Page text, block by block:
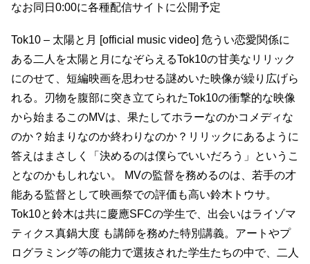
なお同日0:00に各種配信サイトに公開予定
Tok10 – 太陽と月 [official music video] 危うい恋愛関係に
ある二人を太陽と月になぞらえるTok10の甘美なリリック
にのせて、短編映画を思わせる謎めいた映像が繰り広げら
れる。刃物を腹部に突き立てられたTok10の衝撃的な映像
から始まるこのMVは、果たしてホラーなのかコメディな
のか？始まりなのか終わりなのか？リリックにあるように
答えはまさしく「決めるのは僕らでいいだろう」というこ
となのかもしれない。 MVの監督を務めるのは、若手の才
能ある監督として映画祭での評価も高い鈴木トウサ。
Tok10と鈴木は共に慶應SFCの学生で、出会いはライゾマ
ティクス真鍋大度 も講師を務めた特別講義。アートやプ
ログラミング等の能力で選抜された学生たちの中で、二人